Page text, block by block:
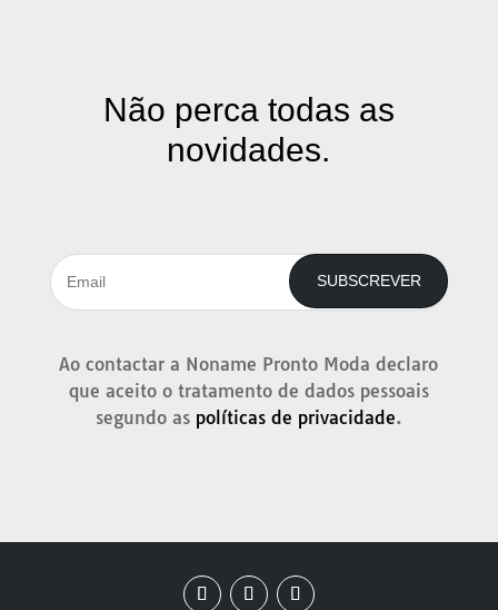
Não perca todas as
novidades.
SUBSCREVER
Ao contactar a Noname Pronto Moda declaro
que aceito o tratamento de dados pessoais
segundo as políticas de privacidade.